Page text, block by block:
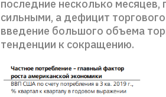
последние несколько
сильными, а дефицит
введение большого объема
тенденции к сокращению.